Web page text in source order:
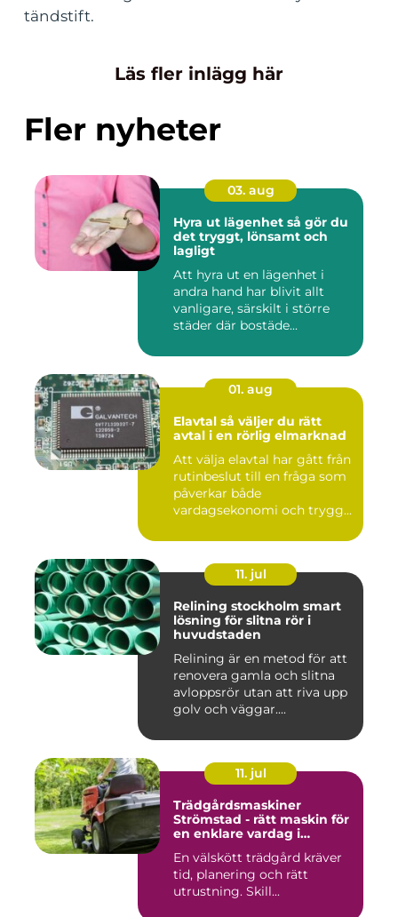
tändstift.
Läs fler inlägg här
Fler nyheter
03. aug
Hyra ut lägenhet så gör du
det tryggt, lönsamt och
lagligt
Att hyra ut en lägenhet i
andra hand har blivit allt
vanligare, särskilt i större
städer där bostäde...
01. aug
Elavtal så väljer du rätt
avtal i en rörlig elmarknad
Att välja elavtal har gått från
rutinbeslut till en fråga som
påverkar både
vardagsekonomi och trygg...
11. jul
Relining stockholm smart
lösning för slitna rör i
huvudstaden
Relining är en metod för att
renovera gamla och slitna
avloppsrör utan att riva upp
golv och väggar....
11. jul
Trädgårdsmaskiner
Strömstad - rätt maskin för
en enklare vardag i
En välskött trädgård kräver
tid, planering och rätt
utrustning. Skill...